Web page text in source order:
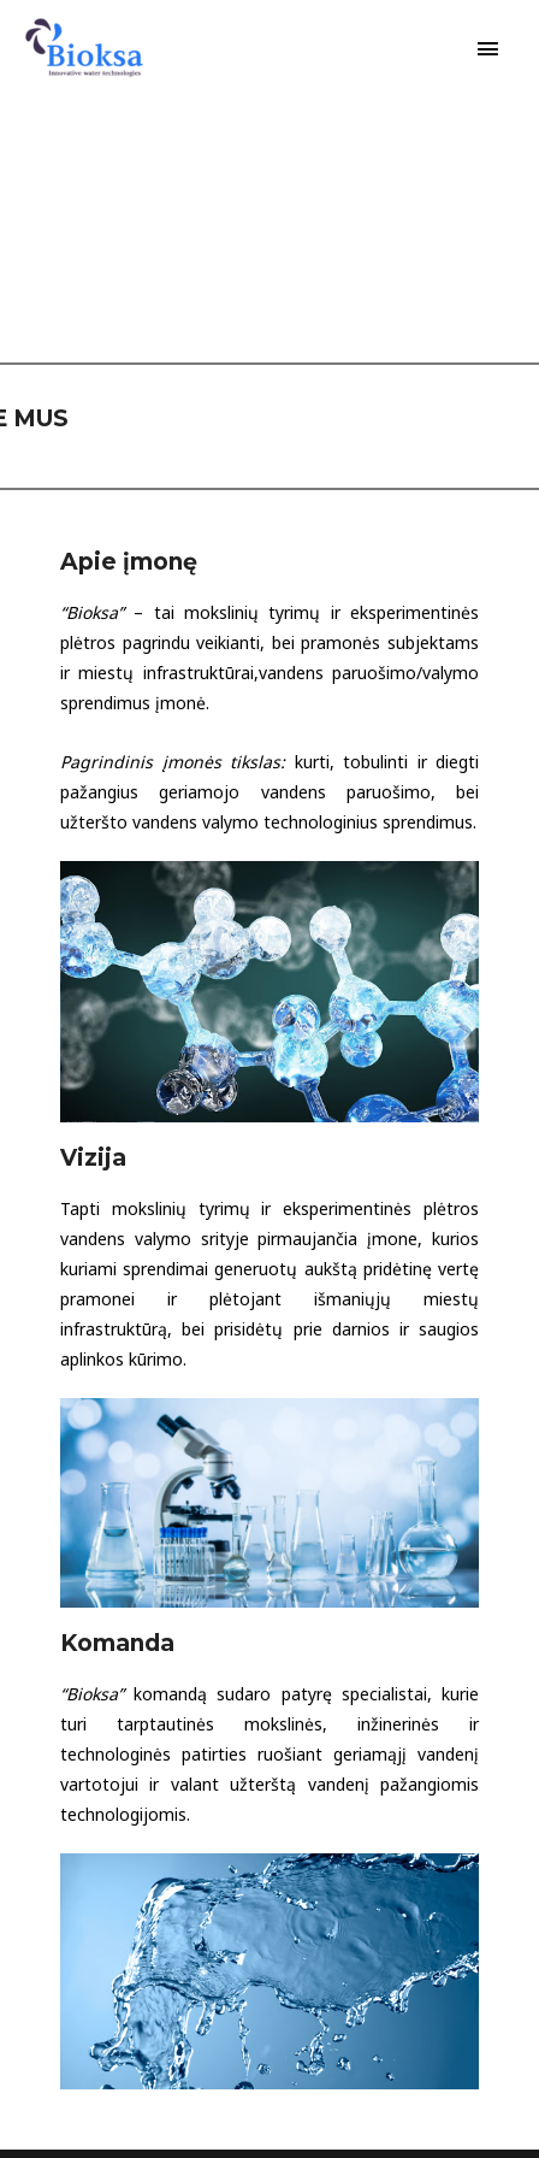
MUS
Apie įmonę
“Bioksa”– tai mokslinių tyrimų ir eksperimentinės
plėtros pagrindu veikianti, bei pramonės subjektams
ir miestų infrastruktūrai,vandens paruošimo/valymo
sprendimus įmonė.
Pagrindinis įmonės tikslas:kurti, tobulinti ir diegti
pažangius geriamojo vandens paruošimo, bei
užteršto vandens valymo technologinius sprendimus.
Vizija
Tapti mokslinių tyrimų ir eksperimentinės plėtros
vandens valymo srityje pirmaujančia įmone, kurios
kuriami sprendimai generuotų aukštą pridėtinę vertę
pramonei ir plėtojant išmaniųjų miestų
infrastruktūrą, bei prisidėtų prie darnios ir saugios
aplinkos kūrimo.
Komanda
“Bioksa”komandą sudaro patyrę specialistai, kurie
turi tarptautinės mokslinės, inžinerinės ir
technologinės patirties ruošiant geriamąjį vandenį
vartotojui ir valant užterštą vandenį pažangiomis
technologijomis.